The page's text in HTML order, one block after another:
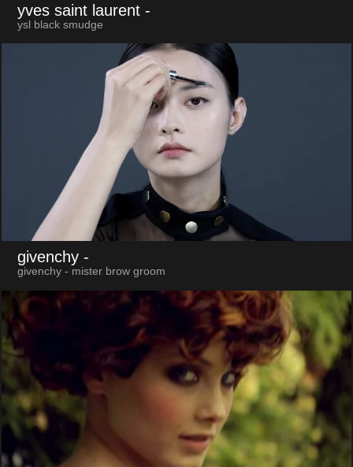
yves saint laurent -
ysl black smudge
givenchy -
givenchy - mister brow groom